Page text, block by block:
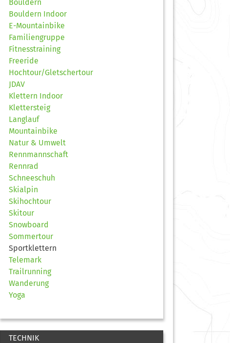
Bouldern
Bouldern Indoor
E-Mountainbike
Familiengruppe
Fitnesstraining
Freeride
Hochtour/Gletschertour
JDAV
Klettern Indoor
Klettersteig
Langlauf
Mountainbike
Natur & Umwelt
Rennmannschaft
Rennrad
Schneeschuh
Skialpin
Skihochtour
Skitour
Snowboard
Sommertour
Sportklettern
Telemark
Trailrunning
Wanderung
Yoga
TECHNIK